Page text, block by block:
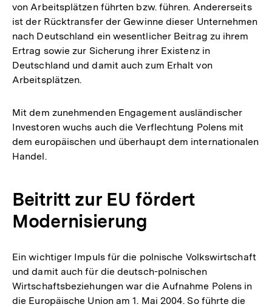
von Arbeitsplätzen führten bzw. führen. Andererseits
ist der Rücktransfer der Gewinne dieser Unternehmen
nach Deutschland ein wesentlicher Beitrag zu ihrem
Ertrag sowie zur Sicherung ihrer Existenz in
Deutschland und damit auch zum Erhalt von
Arbeitsplätzen.
Mit dem zunehmenden Engagement ausländischer
Investoren wuchs auch die Verflechtung Polens mit
dem europäischen und überhaupt dem internationalen
Handel.
Beitritt zur EU fördert
Modernisierung
Ein wichtiger Impuls für die polnische Volkswirtschaft
und damit auch für die deutsch-polnischen
Wirtschaftsbeziehungen war die Aufnahme Polens in
die Europäische Union am 1. Mai 2004. So führte die